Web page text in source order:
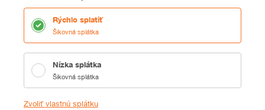
Rýchlo splatiť
Šikovná splátka
Nízka splátka
Šikovná splátka
Zvoliť vlastnú splátku